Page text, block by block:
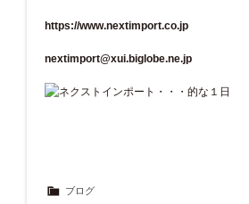
https://www.nextimport.co.jp
nextimport@xui.biglobe.ne.jp
ブログ